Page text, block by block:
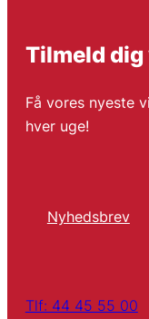
Tilmeld
Få vores nyeste
hver uge!
Nyhedsbrev
Tlf: 44 45 55 00